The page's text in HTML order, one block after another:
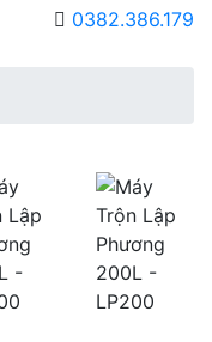
0382.386.179